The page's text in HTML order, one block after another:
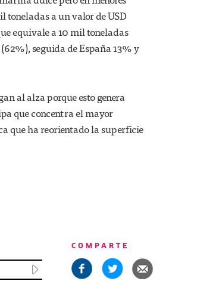
toneladas a un valor de USD
equivale a 10 mil toneladas
seguida de España 13% y
al alza porque esto genera
que concentra el mayor
que ha reorientado la superficie
COMPARTE